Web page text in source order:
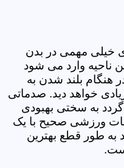
خیلی مهمی در بدن
ناحیه وارد می شود
هنگام بلند شدن به
خواهد دید. صدماتی
گردد به سختی بهبودی
ورزشی صحیح با یک
به طور قطع بهترین